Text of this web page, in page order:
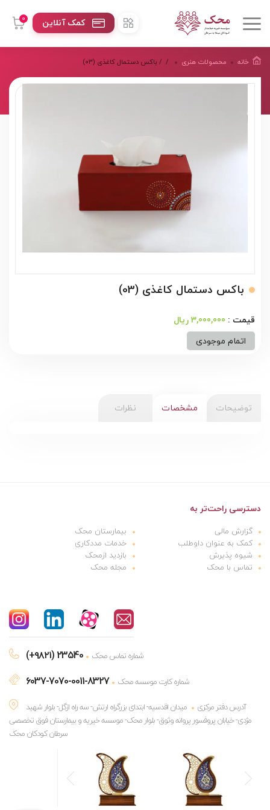
0 کمک آنلاین
خانه / محصولات هنرى / باکس دستمال کاغذی (03)
باکس دستمال کاغذی (03)
3,000,000 ریال
اتمام موجودی
توضیحات مشخصات نظرات
دسترسی راحت‌تر به
گزارش مالی
بیمارستان محک
کمک به عنوان داوطلب
خدمات مددکاری
شیوه پذیرش
بازدید ازمحک
تماس با محک
مجله محک
(+۹۸۲۱) 23540 شماره تماس محک
6037-7070-0011-8327
شماره کارت موسسه محک
آدرس دفتر مرکزی
میدان اقدسیه- ابتدای بزرگراه ارتش- سه راه ازگل- بلوار شهید
مژدی- خیابان پروفسور پروانه وثوق- بلوار محک- موسسه خیریه و بیمارستان فوق تخصصی
سرطان کودکان محک